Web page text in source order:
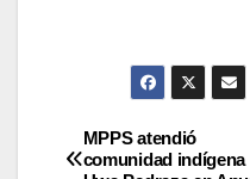
MPPS atendió
comunidad indígena